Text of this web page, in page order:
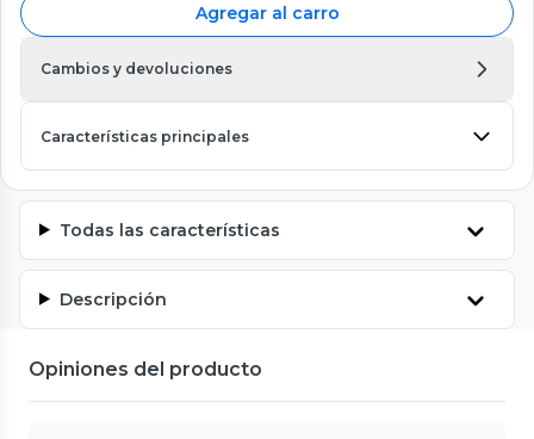
Agregar al carro
Cambios y devoluciones
Características principales
Todas las características
Descripción
Opiniones del producto